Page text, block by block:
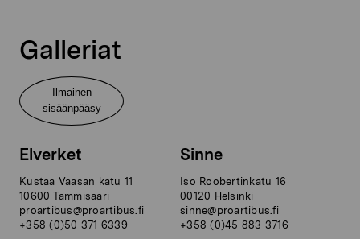
Galleriat
Ilmainen
sisäänpääsy
Elverket
Kustaa Vaasan katu 11
10600 Tammisaari
proartibus@proartibus.fi
+358 (0)50 371 6339
Sinne
Iso Roobertinkatu 16
00120 Helsinki
sinne@proartibus.fi
+358 (0)45 883 3716